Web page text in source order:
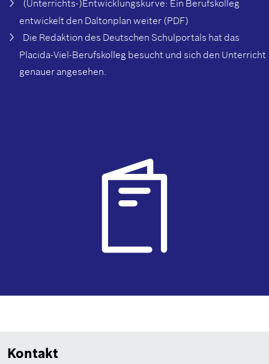
(Unterrichts-)Entwicklungskurve: Ein Berufskolleg
entwickelt den Daltonplan weiter (PDF)
Die Redaktion des Deutschen Schulportals hat das
Placida-Viel-Berufskolleg besucht und sich den Unterricht
genauer angesehen.
Kontakt